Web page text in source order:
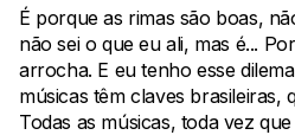
É porque as rimas são boas,
não sei o que eu ali, mas é...
arrocha. E eu tenho esse
músicas têm claves brasileiras,
Todas as músicas, toda vez